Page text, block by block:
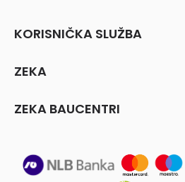
KORISNIČKA SLUŽBA
ZEKA
ZEKA BAUCENTRI